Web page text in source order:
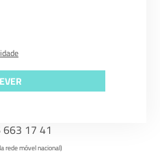
nº19 loja C
Parede
53 35
663 17 41
rede móvel nacional)